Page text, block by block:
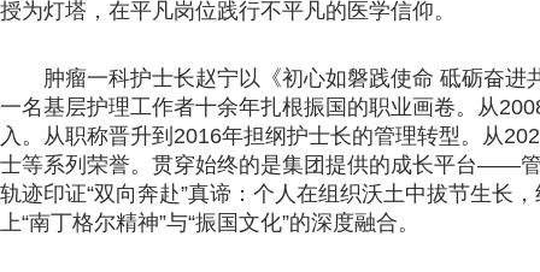
授为灯塔，在平凡岗位践行不平凡的医学信仰。
肿瘤一科护士长赵宁以《初心如磐践使命 砥砺奋
一名基层护理工作者十余年扎根振国的职业画卷。从
入。从职称晋升到2016年担纲护士长的管理转型。从
士等系列荣誉。贯穿始终的是集团提供的成长平台——
轨迹印证“双向奔赴”真谛：个人在组织沃土中拔节生长
上“南丁格尔精神”与“振国文化”的深度融合。